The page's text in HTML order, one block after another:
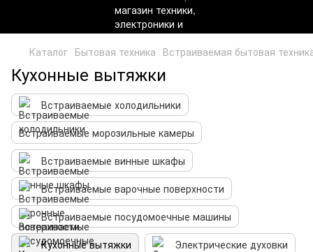
Каталог Бытовая техника Встраиваемая бытовая
Кухонные вытяжки
Встраиваемые холодильники
Встраиваемые морозильные камеры
Встраиваемые винные шкафы
Встраиваемые варочные поверхности
Встраиваемые посудомоечные машины
Кухонные вытяжки
Электрические духовки